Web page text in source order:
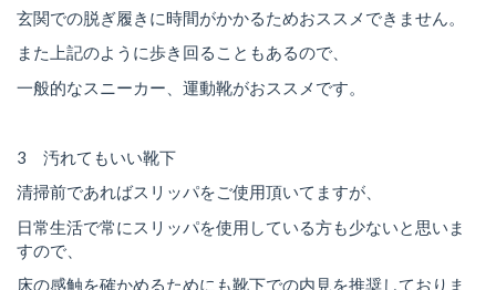
玄関での脱ぎ履きに時間がかかるためおススメできません。
また上記のように歩き回ることもあるので、
一般的なスニーカー、運動靴がおススメです。
3 汚れてもいい靴下
清掃前であればスリッパをご使用頂いてますが、
日常生活で常にスリッパを使用している方も少ないと思いま
すので、
床の感触を確かめるためにも靴下での内見を推奨しておりま